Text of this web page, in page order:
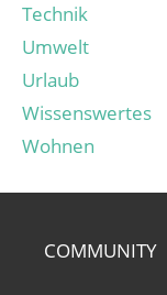
Technik
Umwelt
Urlaub
Wissenswertes
Wohnen
COMMUNITY